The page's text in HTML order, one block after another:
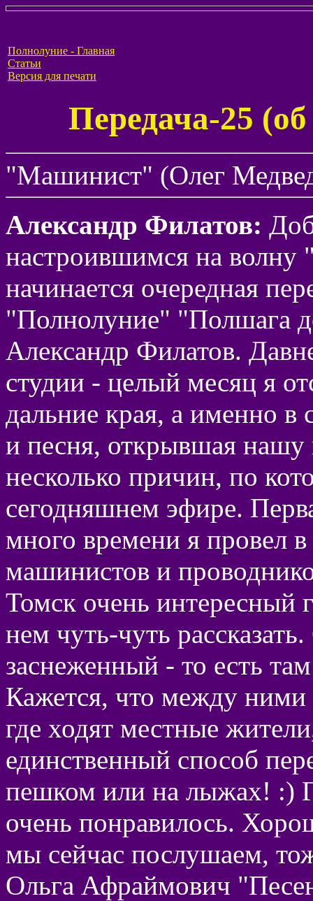
Полнолуние - Главная
Статьи
Версия для печати
Передача-25
"Машинист" (Олег
Александр Филатов:
настроившимся на волну
начинается очередная
"Полнолуние" "Полшага
Александр Филатов.
студии - целый месяц я
дальние края, а именно в
и песня, открывшая нашу
несколько причин, по
сегодняшнем эфире.
много времени я провел
машинистов и
Томск очень интересный
нем чуть-чуть
заснеженный - то есть
Кажется, что между
где ходят местные
единственный способ
пешком или на лыжах! :)
очень понравилось.
мы сейчас послушаем,
Ольга Афраймович